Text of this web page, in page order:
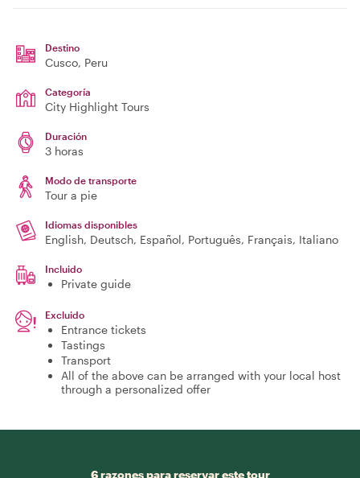
Destino
Cusco, Peru
Categoría
City Highlight Tours
Duración
3 horas
Modo de transporte
Tour a pie
Idiomas disponibles
English, Deutsch, Español, Português, Français, Italiano
Incluido
Private guide
Excluido
Entrance tickets
Tastings
Transport
All of the above can be arranged with your local host
through a personalized offer
6 razones para reservar este tour